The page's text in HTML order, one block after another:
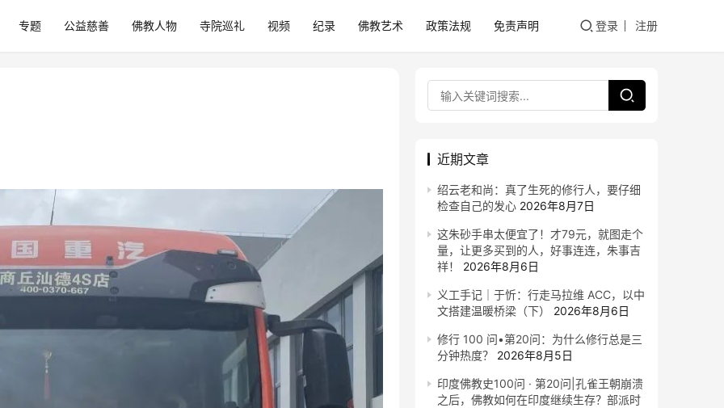
专题 公益慈善 佛教人物 寺院巡礼 视频 纪录 佛教艺术 政策法规 免责声明 登录 注册
近期文章
绍云老和尚：真了生死的修行人，要仔细
检查自己的发心 2026年8月7日
这朱砂手串太便宜了！才79元，就图走个
量，让更多买到的人，好事连连，朱事吉
祥！
2026年8月6日
义工手记｜于忻：行走马拉维 ACC，以中
文搭建温暖桥梁（下）
2026年8月6日
修行 100 问•第20问：为什么修行总是三
分钟热度？
2026年8月5日
印度佛教史100问 · 第20问|孔雀王朝崩溃
之后，佛教如何在印度继续生存？部派时